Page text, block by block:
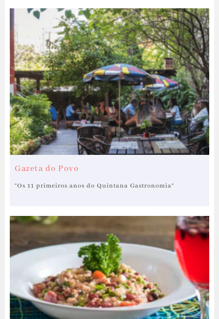
Gazeta do Povo
“Os 11 primeiros anos do Quintana Gastronomia”